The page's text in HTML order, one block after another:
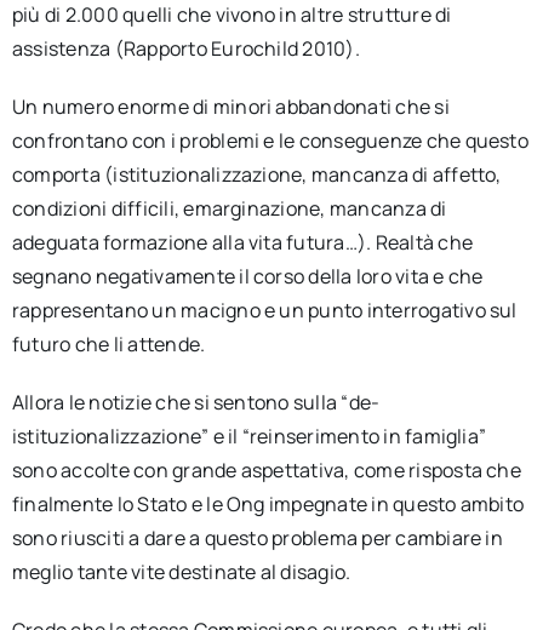
più di 2.000 quelli che vivono in altre strutture di
assistenza (Rapporto Eurochild 2010).
Un numero enorme di minori abbandonati che si
confrontano con i problemi e le conseguenze che questo
comporta (istituzionalizzazione, mancanza di affetto,
condizioni difficili, emarginazione, mancanza di
adeguata formazione alla vita futura…). Realtà che
segnano negativamente il corso della loro vita e che
rappresentano un macigno e un punto interrogativo sul
futuro che li attende.
Allora le notizie che si sentono sulla “de-
istituzionalizzazione” e il “reinserimento in famiglia”
sono accolte con grande aspettativa, come risposta che
finalmente lo Stato e le Ong impegnate in questo ambito
sono riusciti a dare a questo problema per cambiare in
meglio tante vite destinate al disagio.